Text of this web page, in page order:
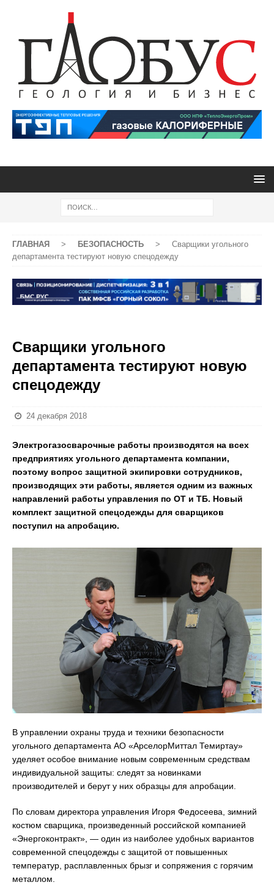
ГЛАВНАЯ > БЕЗОПАСНОСТЬ >
Сварщики угольного
департамента тестируют новую спецодежду
Сварщики угольного
департамента тестируют новую
спецодежду
24 декабря 2018
Электрогазосварочные работы производятся на всех
предприятиях угольного департамента компании,
поэтому вопрос защитной экипировки сотрудников,
производящих эти работы, является одним из важных
направлений работы управления по ОТ и ТБ. Новый
комплект защитной спецодежды для сварщиков
поступил на апробацию.
В управлении охраны труда и техники безопасности
угольного департамента АО «АрселорМиттал Темиртау»
уделяет особое внимание новым современным средствам
индивидуальной защиты: следят за новинками
производителей и берут у них образцы для апробации.
По словам директора управления Игоря Федосеева, зимний
костюм сварщика, произведенный российской компанией
«Энергоконтракт», — один из наиболее удобных вариантов
современной спецодежды с защитой от повышенных
температур, расплавленных брызг и сопряжения с горячим
металлом.